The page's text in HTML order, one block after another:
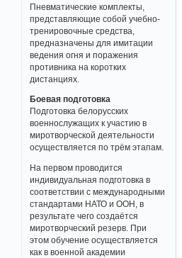
Пневматические комплекты,
представляющие собой учебно-
тренировочные средства,
предназначены для имитации
ведения огня и поражения
противника на коротких
дистанциях.
Боевая подготовка
Подготовка белорусских
военнослужащих к участию в
миротворческой деятельности
осуществляется по трём этапам.
На первом проводится
индивидуальная подготовка в
соответствии с международными
стандартами НАТО и ООН, в
результате чего создаётся
миротворческий резерв. При
этом обучение осуществляется
как в военной академии